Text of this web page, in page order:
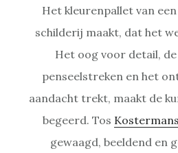
Het kleurenpallet van een
schilderij maakt, dat het
Het oog voor detail,
penseelstreken en het
aandacht trekt, maakt de
begeerd. Tos
gewaagd, beeldend en